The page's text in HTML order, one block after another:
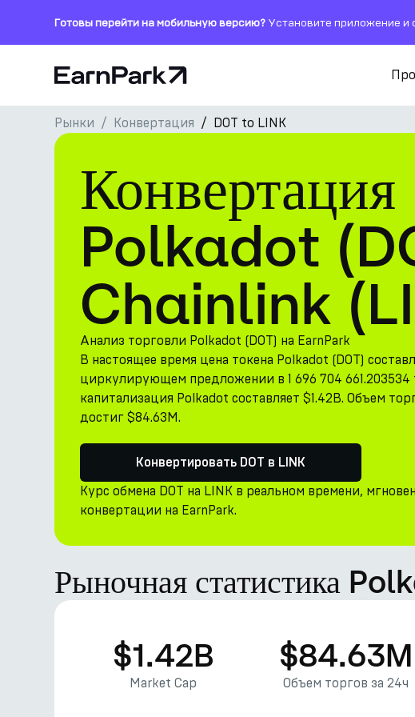
Готовы перейти на мобильную версию? Установите приложение и
Главная страница
Продукты
Рынки
Калькуляторы
Токен PARK
Ресурсы
Компания
Рынки Конвертация DOT to LINK
Конвертация
Polkadot
Chainlink
Анализ торговли Polkadot (DOT) на EarnPark
В настоящее время цена токена Polkadot (DOT)
циркулирующем предложении в 1 696 704 661.203534
капитализация Polkadot составляет $1.42B. Объем
достиг $84.63M.
Конвертировать DOT в LINK
Курс обмена DOT на LINK в реальном времени,
конвертации на EarnPark.
Рыночная статистика
$1.42B
Market Cap
$84.63M
Объем торгов за 24ч